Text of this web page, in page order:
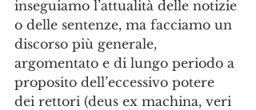
inseguiamo l’attualità delle notizie
o delle sentenze, ma facciamo un
discorso più generale,
argomentato e di lungo periodo a
proposito dell’eccessivo potere
dei rettori (deus ex machina, veri